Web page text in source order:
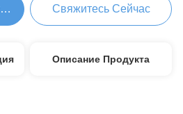
ЦенуСвяжитесь Сейчас
Описание Продукта